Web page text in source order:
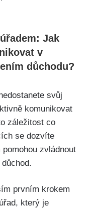
Jak
v
důchodu?
svůj
komunikovat
záležitost co
se dozvíte
zvládnout
prvním krokem
který je